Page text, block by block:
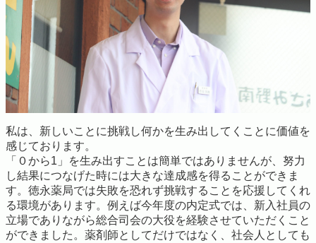
私は、新しいことに挑戦し何かを生み出してくことに価値を
感じております。
「０から1」を生み出すことは簡単ではありませんが、努力
し結果につなげた時には大きな達成感を得ることができま
す。徳永薬局では失敗を恐れず挑戦することを応援してくれ
る環境があります。例えば今年度の内定式では、新入社員の
立場でありながら総合司会の大役を経験させていただくこと
ができました。薬剤師としてだけではなく、社会人としても